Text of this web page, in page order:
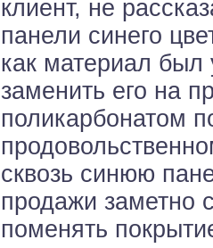
клиент, не
панели синего
как материал был
заменить его на
поликарбонатом
сквозь синюю
продажи заметно
поменять